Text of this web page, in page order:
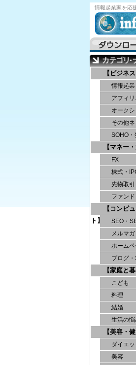
情報起業家を応
【ビジネ
情報起業
アフィリ
オークシ
その他
SOHO・
【マネー・
FX
株式・
先物取引
ファン
【コンピ
ト】
SEO・
メルマガ
ホームペ
ブログ
【家庭と暮
こども
料理
結婚
生活の悩
【美容・健
ダイエッ
美容